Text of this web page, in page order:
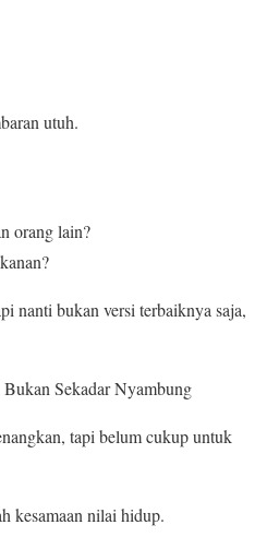
utuh.
orang lain?
nanti bukan versi terbaiknya saja,
Sekadar Nyambung
tapi belum cukup untuk
kesamaan nilai hidup.